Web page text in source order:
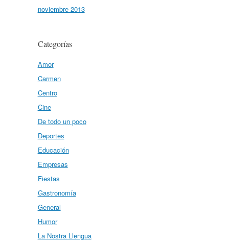
noviembre 2013
Categorías
Amor
Carmen
Centro
Cine
De todo un poco
Deportes
Educación
Empresas
Fiestas
Gastronomía
General
Humor
La Nostra Llengua